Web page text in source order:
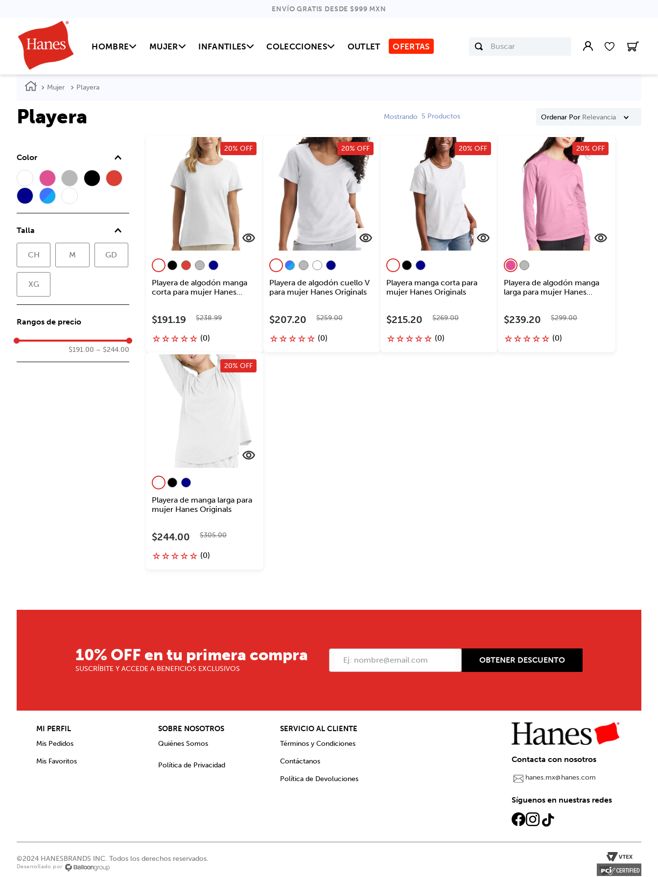
ENVÍO GRATIS DESDE $999 MXN
HOMBRE MUJER INFANTILES COLECCIONES OUTLET OFERTAS
Buscar
Mujer Playera
Playera Mostrando 5 Productos Ordenar Por Relevancia
Color
Talla
CH M GD
XG
Rangos de precio
$191.00 – $244.00
20% OFF
Playera de algodón manga
corta para mujer Hanes
$191.19 $238.99
☆☆☆☆☆ (0)
20% OFF
Playera de algodón cuello V
para mujer Hanes Originals
$207.20 $259.00
☆☆☆☆☆ (0)
20% OFF
Playera manga corta para
mujer Hanes Originals
$215.20 $269.00
☆☆☆☆☆ (0)
20% OFF
Playera de algodón manga
larga para mujer Hanes
$239.20 $299.00
☆☆☆☆☆ (0)
20% OFF
Playera de manga larga para
mujer Hanes Originals
$244.00 $305.00
☆☆☆☆☆ (0)
10% OFF en tu primera compra
SUSCRÍBITE Y ACCEDE A BENEFICIOS EXCLUSIVOS
OBTENER DESCUENTO
MI PERFIL
Mis Pedidos
Mis Favoritos
SOBRE NOSOTROS
Quiénes Somos
Política de Privacidad
SERVICIO AL CLIENTE
Términos y Condiciones
Contáctanos
Política de Devoluciones
Contacta con nosotros
hanes.mx@hanes.com
Síguenos en nuestras redes
©2024 HANESBRANDS INC. Todos los derechos reservados.
Desarrollado por